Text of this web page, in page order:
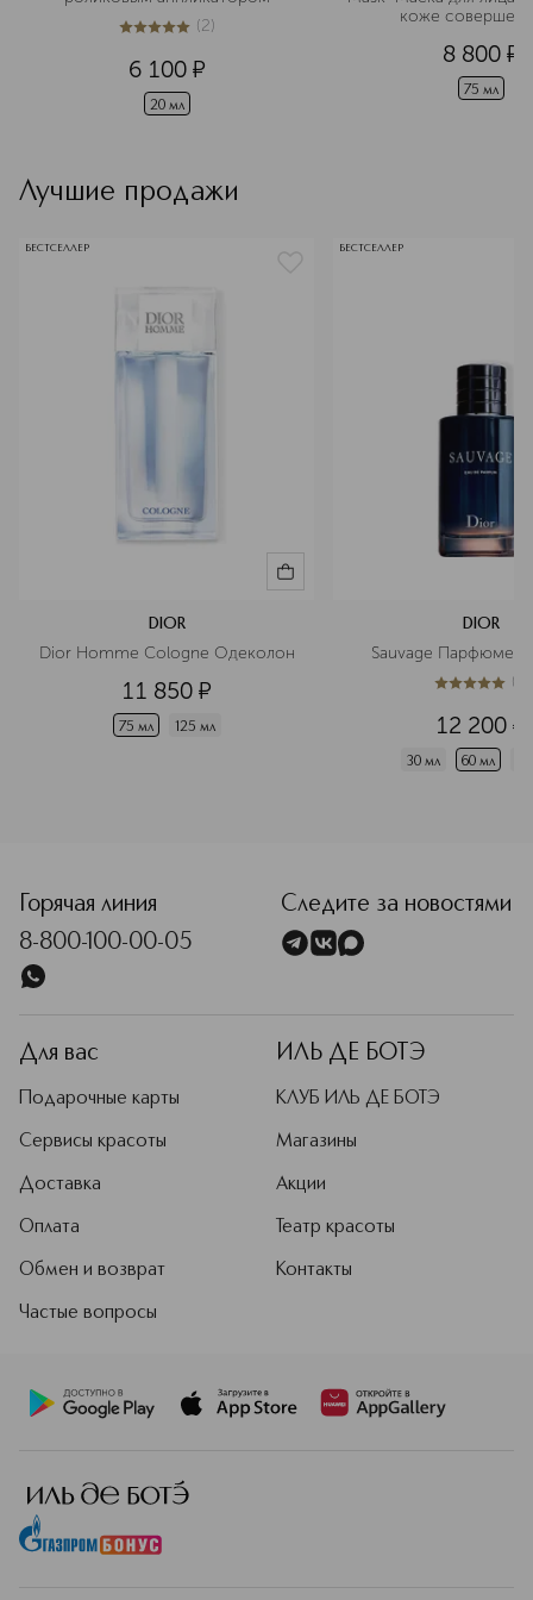
5из 52 (2)
6 100 ¤
20 мл
коже
8 800 ¤
75 мл
Лучшие продажи
БЕСТСЕЛЛЕР
DIOR
Dior Homme Cologne Одеколон
11 850 ¤
75 мл 125 мл
БЕСТСЕЛЛЕР
DIOR
Sauvage
5из 51 (
12 200 ¤
30 мл 60 мл
Горячая линия
8-800-100-00-05
Следите за новостями
Для вас
Подарочные карты
Сервисы красоты
Доставка
Оплата
Обмен и возврат
Частые вопросы
ИЛЬ ДЕ БОТЭ
КЛУБ ИЛЬ ДЕ БОТЭ
Магазины
Акции
Театр красоты
Контакты